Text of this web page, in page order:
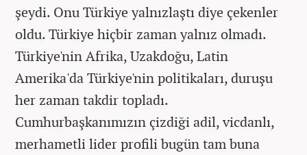
şeydi. Onu Türkiye yalnızlaştı diye çekenler
oldu. Türkiye hiçbir zaman yalnız olmadı.
Türkiye'nin Afrika, Uzakdoğu, Latin
Amerika'da Türkiye'nin politikaları, duruşu
her zaman takdir topladı.
Cumhurbaşkanımızın çizdiği adil, vicdanlı,
merhametli lider profili bugün tam buna